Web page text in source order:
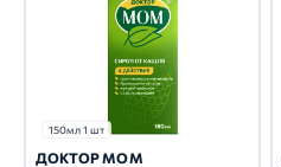
150мл 1 шт
ДОКТОР МОМ